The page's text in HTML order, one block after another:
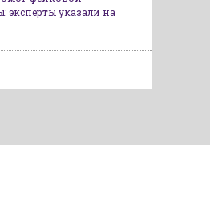
эксперты указали на